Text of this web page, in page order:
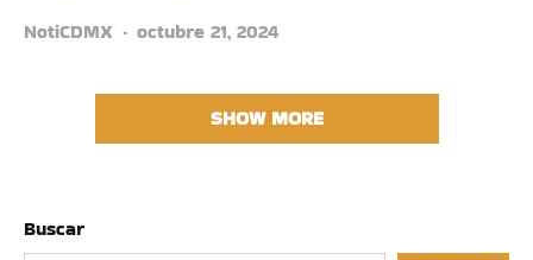
NotiCDMX
octubre 21, 2024
SHOW MORE
Buscar